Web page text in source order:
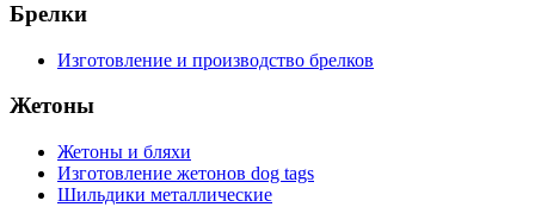
Брелки
Изготовление и производство брелков
Жетоны
Жетоны и бляхи
Изготовление жетонов dog tags
Шильдики металлические